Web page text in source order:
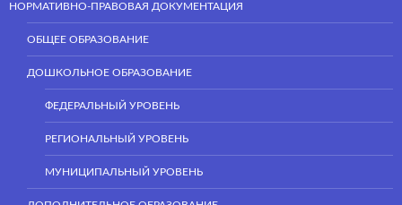
НОРМАТИВНО-ПРАВОВАЯ ДОКУМЕНТАЦИЯ
ОБЩЕЕ ОБРАЗОВАНИЕ
ДОШКОЛЬНОЕ ОБРАЗОВАНИЕ
ФЕДЕРАЛЬНЫЙ УРОВЕНЬ
РЕГИОНАЛЬНЫЙ УРОВЕНЬ
МУНИЦИПАЛЬНЫЙ УРОВЕНЬ